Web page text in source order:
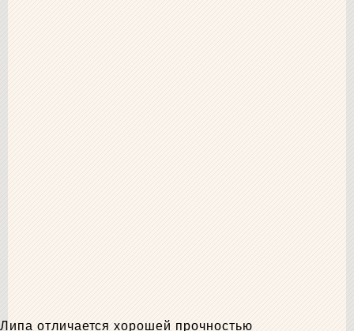
Липа отличается хорошей прочностью